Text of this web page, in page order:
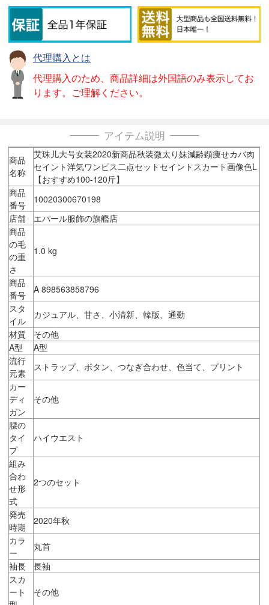
代理購入とは
代理購入のため、商品詳細は外国語のみ表示してお
ります。ご理解ください。
アイテム説明
商品
名称
艾珠儿大号女装2020新商品秋装微太り妹減齢顕痩せカバ肉
セイント洋気ワンピス二点セットセイントスカート画像色L
【おすすめ100-120斤】
商品
番号
10020300670198
店舗
エパール服飾の旗艦店
商品
の毛
の重
さ
1.0 kg
商品
番号
A 898563858796
スタ
イル
カジュアル、甘さ、小清新、韓版、通勤
材質
その他
A型
A型
流行
元素
ストラップ、ボタン、つなぎ合わせ、色当て、プリント
カー
ディ
ガン
その他
腰の
タイ
プ
ハイウエスト
組み
合わ
せ形
式
2つのセット
発売
時期
2020年秋
カラ
ー
丸首
袖長
長袖
スカ
ート
その他